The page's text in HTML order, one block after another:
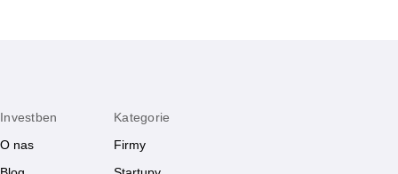
Investben
O nas
Kategorie
Firmy